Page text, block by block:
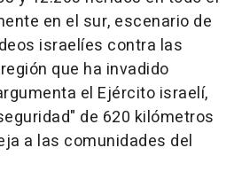
en el sur, escenario de
israelíes contra las
que ha invadido
el Ejército israelí,
de 620 kilómetros
a las comunidades del